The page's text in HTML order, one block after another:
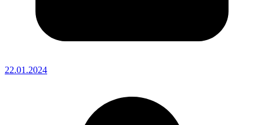
22.01.2024